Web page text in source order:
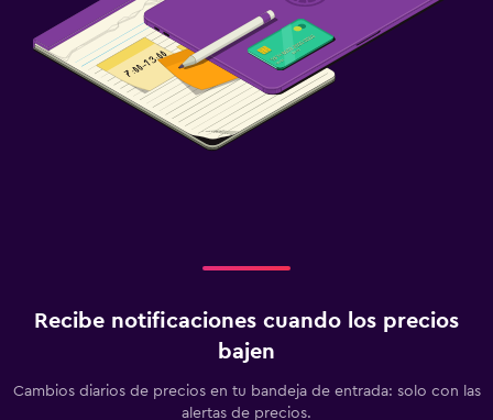
Recibe notificaciones cuando los precios
bajen
Cambios diarios de precios en tu bandeja de entrada: solo con las
alertas de precios.